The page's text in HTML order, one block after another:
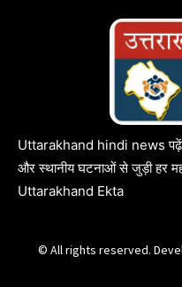
Uttarakhand hindi news पढ़ें।
और स्थानीय घटनाओं से जुड़ी हर
Uttarakhand Ekta
© All rights reserved.